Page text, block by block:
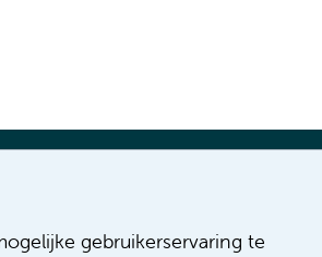
gebruikerservaring te